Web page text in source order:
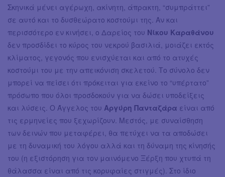
Σκηνικά μένει αγέρωχη, ακίνητη, άπρακτη, “συμπράττει”
σε αυτό και το δυσθεώρατο κοστούμι της. Αν και
περισσότερο εν κινήσει, ο Δαρείος του Νίκου Καραθάνου
δεν προσδίδει το κύρος του νεκρού βασιλιά, μοιάζει εκτός
κλίματος, γεγονός που ενισχύεται και από το ατυχές
κοστούμι του με την απεικόνιση σκελετού. Το σύνολο δεν
μπορεί να πείσει ότι πρόκειται για εκείνο το “υπέρτατο”
πρόσωπο που όλοι προσδοκούν για να δώσει υποδείξεις
και λύσεις. Ο Άγγελος του Αργύρη Πανταζάρα είναι από
τις ερμηνείες που ξεχωρίζουν. Μεστός, με συναίσθηση
των δεινών που μεταφέρει, θα πετύχει να τα αποδώσει
με τη δυναμική του λόγου αλλά και τη δύναμη της κίνησής
του (η εξιστόρηση για τον μαινόμενο Ξέρξη που χτυπά τη
θάλασσα είναι από τις κορυφαίες στιγμές). Στο ίδιο